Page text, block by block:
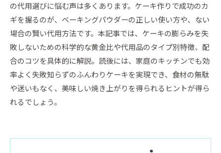
の代用選びに悩む声は多くあります。ケーキ作りで成功のカ
ギを握るのが、ベーキングパウダーの正しい使い方や、ない
場合の賢い代用方法です。本記事では、ケーキの膨らみを失
敗しないための科学的な黄金比や代用品のタイプ別特徴、配
合のコツを具体的に解説。読後には、家庭のキッチンでも効
率よく失敗知らずのふんわりケーキを実現でき、食材の無駄
や迷いもなく、美味しい焼き上がりを得られるヒントが得ら
れるでしょう。